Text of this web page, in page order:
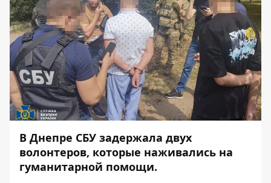
В Днепре СБУ задержала двух
волонтеров, которые наживались на
гуманитарной помощи.